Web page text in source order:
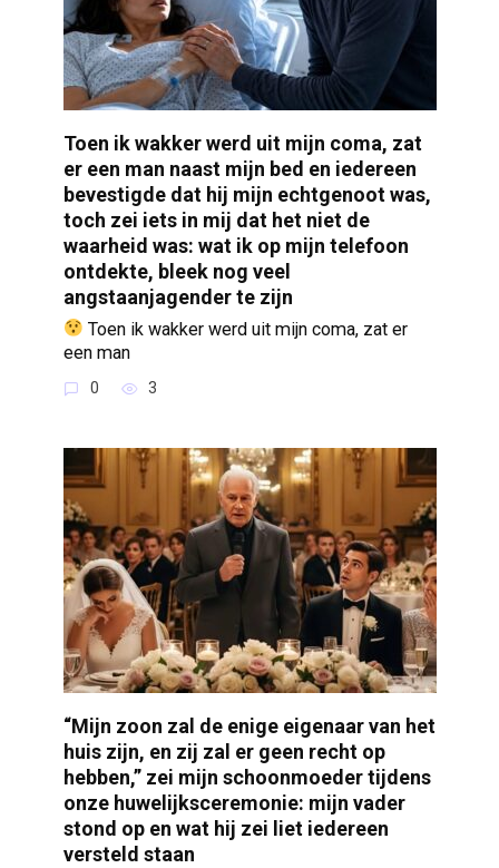
Toen ik wakker werd uit mijn coma, zat
er een man naast mijn bed en iedereen
bevestigde dat hij mijn echtgenoot was,
toch zei iets in mij dat het niet de
waarheid was: wat ik op mijn telefoon
ontdekte, bleek nog veel
angstaanjagender te zijn
Toen ik wakker werd uit mijn coma, zat er
een man
0 3
“Mijn zoon zal de enige eigenaar van het
huis zijn, en zij zal er geen recht op
hebben,” zei mijn schoonmoeder tijdens
onze huwelijksceremonie: mijn vader
stond op en wat hij zei liet iedereen
versteld staan